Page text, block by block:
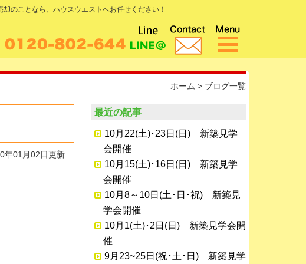
のことなら、ハウスウエストへお任せください！
ホーム > ブログ一覧
年01月02日更新
最近の記事
10月22(土)･23日(日) 新築見学
会開催
10月15(土)･16日(日) 新築見学
会開催
10月8～10日(土･日･祝) 新築見
学会開催
10月1(土)･2日(日) 新築見学会開
催
9月23~25日(祝･土･日) 新築見学